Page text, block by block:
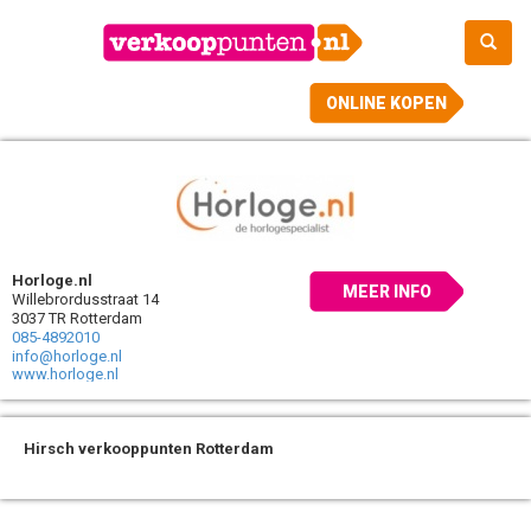
ONLINE KOPEN
Horloge.nl
Willebrordusstraat 14
3037 TR Rotterdam
085-4892010
info@horloge.nl
www.horloge.nl
MEER INFO
Hirsch verkooppunten Rotterdam